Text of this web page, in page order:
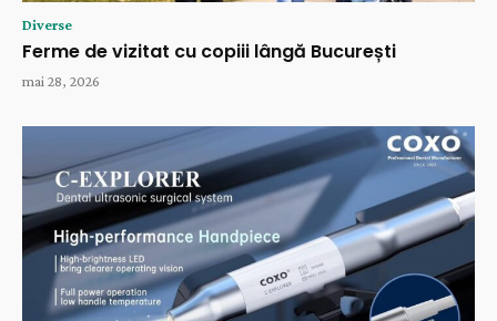
Diverse
Ferme de vizitat cu copiii lângă București
mai 28, 2026